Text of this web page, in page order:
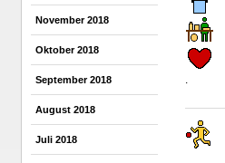
November 2018
Oktober 2018
September 2018
August 2018
Juli 2018